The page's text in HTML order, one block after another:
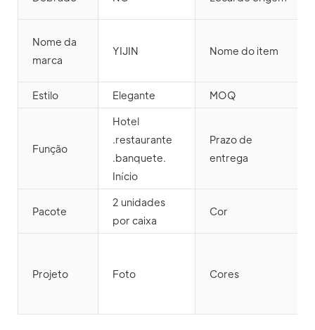
Nome da
marca
YIJIN Nome do item
Estilo Elegante MOQ
Função
Hotel
.restaurante
.banquete.
Início
Prazo de
entrega
Pacote
2 unidades
por caixa
Cor
Projeto Foto Cores